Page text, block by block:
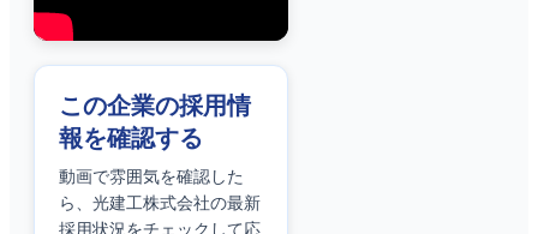
この企業の採用情
報を確認する
動画で雰囲気を確認した
ら、 光建工株式会社の最新
採用状況をチェックして応